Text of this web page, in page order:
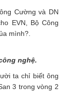
Cường và DN
EVN, Bộ Công
mình?.
nghệ.
ta chỉ biết ông
3 trong vòng 2